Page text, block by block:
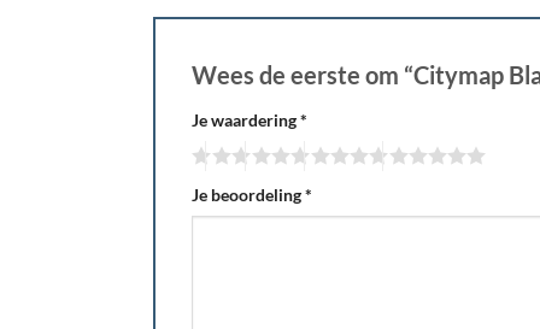
Wees de eerste om “Citymap
Je waardering*
Je beoordeling*